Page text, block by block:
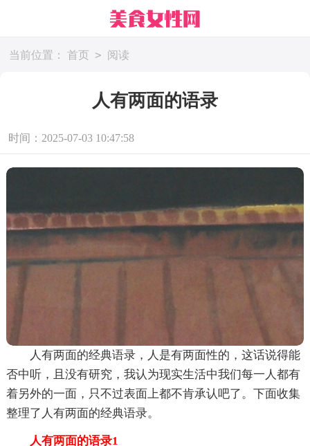
当前位置： 首页 > 阅读
人有两面的语录
时间：2025-07-03 10:47:58
人有两面的经典语录，人是有两面性的，这话说得能
否中听，且没有研究，我认为现实生活中我们每一人都有
着另外的一面，只不过表面上都不肯承认吧了。下面收集
整理了人有两面的经典语录。
人有两面的语录1